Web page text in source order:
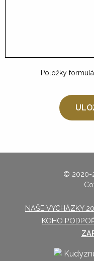
Položky
© 2020-
NAŠE VYCHÁZKY
KOHO